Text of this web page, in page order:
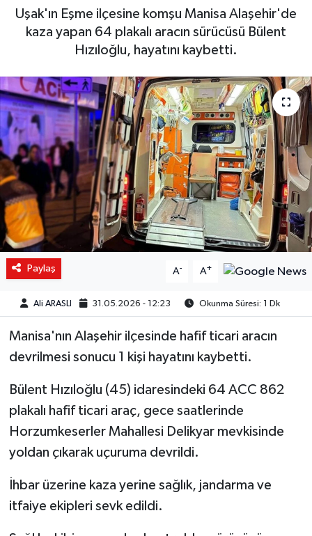
Uşak'ın Eşme ilçesine komşu Manisa Alaşehir'de
kaza yapan 64 plakalı aracın sürücüsü Bülent
Hızıloğlu, hayatını kaybetti.
Paylaş A- A+
Ali ARASLI 31.05.2026 - 12:23 Okunma Süresi: 1 Dk
Manisa'nın Alaşehir ilçesinde hafif ticari aracın
devrilmesi sonucu 1 kişi hayatını kaybetti.
Bülent Hızıloğlu (45) idaresindeki 64 ACC 862
plakalı hafif ticari araç, gece saatlerinde
Horzumkeserler Mahallesi Delikyar mevkisinde
yoldan çıkarak uçuruma devrildi.
İhbar üzerine kaza yerine sağlık, jandarma ve
itfaiye ekipleri sevk edildi.